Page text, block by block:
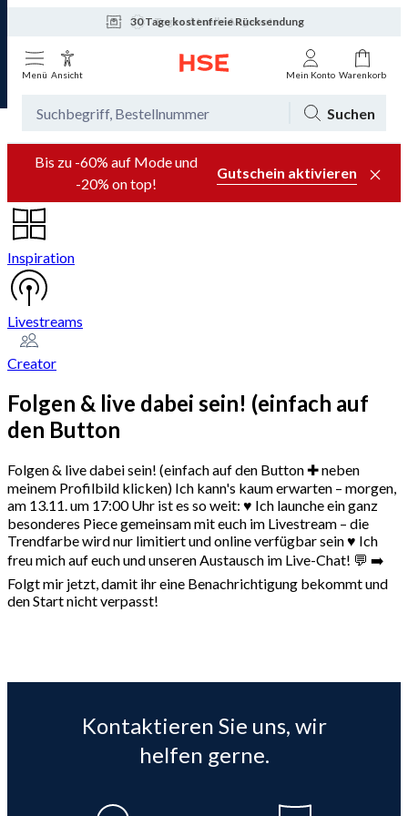
30 Tage kostenfreie Rücksendung
Tagesaktuelle Angebote
Menü Ansicht Mein Konto Warenkorb
Suchen
Bis zu -60% auf Mode und
-20% on top!
Gutschein aktivieren
Inspiration
Livestreams
Creator
Folgen & live dabei sein! (einfach auf
den Button
Folgen & live dabei sein! (einfach auf den Button ✚ neben
meinem Profilbild klicken) Ich kann's kaum erwarten – morgen,
am 13.11. um 17:00 Uhr ist es so weit: ♥️ Ich launche ein ganz
besonderes Piece gemeinsam mit euch im Livestream – die
Trendfarbe wird nur limitiert und online verfügbar sein ♥️ Ich
freu mich auf euch und unseren Austausch im Live-Chat! 💬 ➡️
Folgt mir jetzt, damit ihr eine Benachrichtigung bekommt und
den Start nicht verpasst!
Kontaktieren Sie uns, wir
helfen gerne.